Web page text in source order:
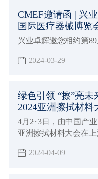
CMEF邀请函 | 兴
国际医疗器械博览
兴业卓辉邀您相约第
2024-03-29
绿色引领 “擦”亮
2024亚洲擦拭材料
4月2~3日，由中国产
亚洲擦拭材料大会在
地业内专业人士的参与
2024-04-09